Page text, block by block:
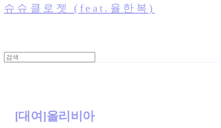
슈슈클로젯 (feat.율한복)
[대여]올리비아